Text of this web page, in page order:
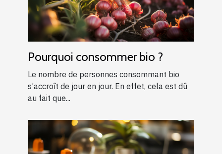
Pourquoi consommer bio ?
Le nombre de personnes consommant bio
s’accroît de jour en jour. En effet, cela est dû
au fait que...